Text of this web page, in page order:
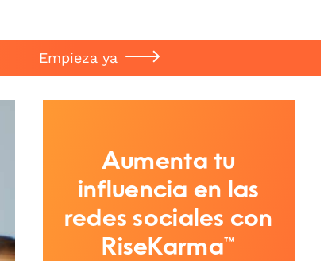
Empieza ya
Aumenta tu
influencia en las
redes sociales con
RiseKarma™